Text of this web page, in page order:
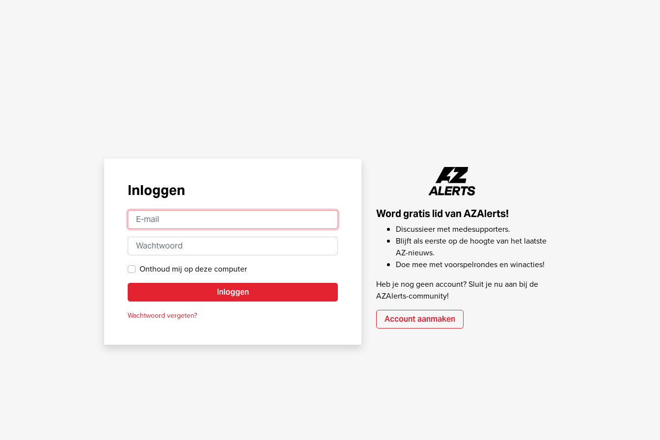
Inloggen
E-mail
Wachtwoord
Onthoud mij op deze computer
Inloggen
Wachtwoord vergeten?
Word gratis lid van AZAlerts!
Discussieer met medesupporters.
Blijft als eerste op de hoogte van het laatste
AZ-nieuws.
Doe mee met voorspelrondes en winacties!
Heb je nog geen account? Sluit je nu aan bij de
AZAlerts-community!
Account aanmaken